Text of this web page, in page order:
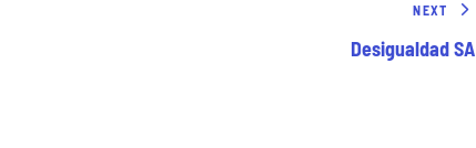
NEXT
Desigualdad SA